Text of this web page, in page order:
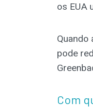
os EUA
Quando
pode
Com